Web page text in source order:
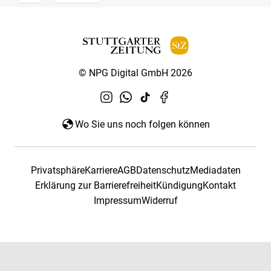
© NPG Digital GmbH 2026
Wo Sie uns noch folgen können
PrivatsphäreKarriereAGBDatenschutzMediadaten
Erklärung zur BarrierefreiheitKündigungKontakt
ImpressumWiderruf